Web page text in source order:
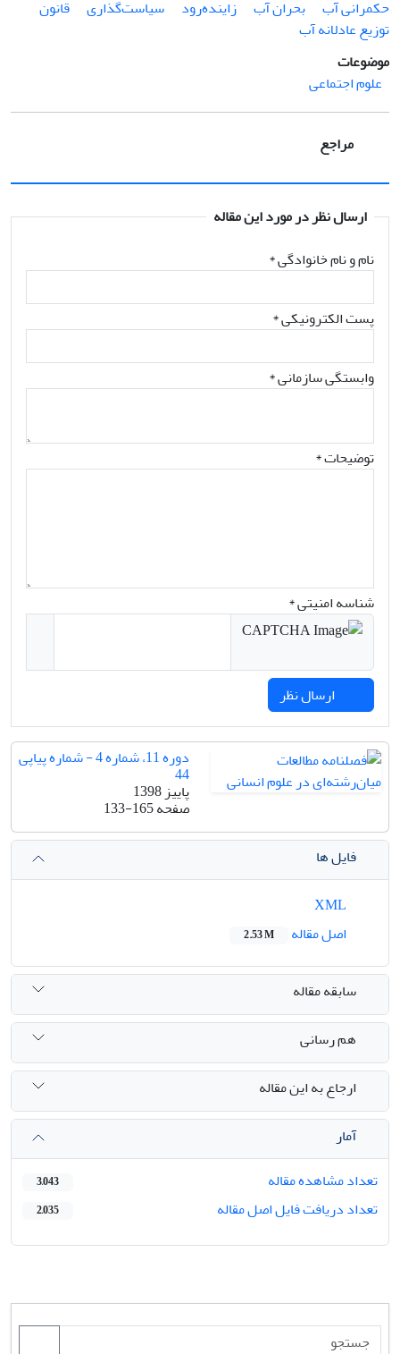
حکمرانی آب
بحران آب زاینده‌رود سیاست‌گذاری
قانون
توزیع عادلانه آب
موضوعات
علوم اجتماعی
مراجع
ارسال نظر در مورد این مقاله
نام و نام خانوادگی*
پست الکترونیکی*
وابستگی سازمانی *
توضیحات *
شناسه امنیتی *
دوره 11، شماره 4 - شماره پیاپی
44
پاییز 1398
صفحه133-165
فایل ها
اصل مقاله
2.53 M
سابقه مقاله
هم رسانی
ارجاع به این مقاله
آمار
تعداد مشاهده مقاله
3,043
تعداد دریافت فایل اصل مقاله 2,035